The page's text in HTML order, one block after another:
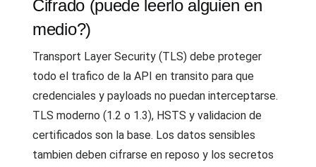
Cifrado (puede leerlo alguien en
medio?)
Transport Layer Security (TLS) debe proteger
todo el trafico de la API en transito para que
credenciales y payloads no puedan interceptarse.
TLS moderno (1.2 o 1.3), HSTS y validacion de
certificados son la base. Los datos sensibles
tambien deben cifrarse en reposo y los secretos